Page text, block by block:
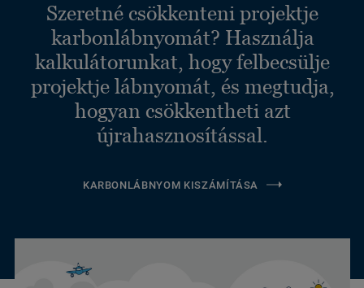
Szeretné csökkenteni projektje
karbonlábnyomát? Használja
kalkulátorunkat, hogy felbecsülje
projektje lábnyomát, és megtudja,
hogyan csökkentheti azt
újrahasznosítással.
KARBONLÁBNYOM KISZÁMÍTÁSA